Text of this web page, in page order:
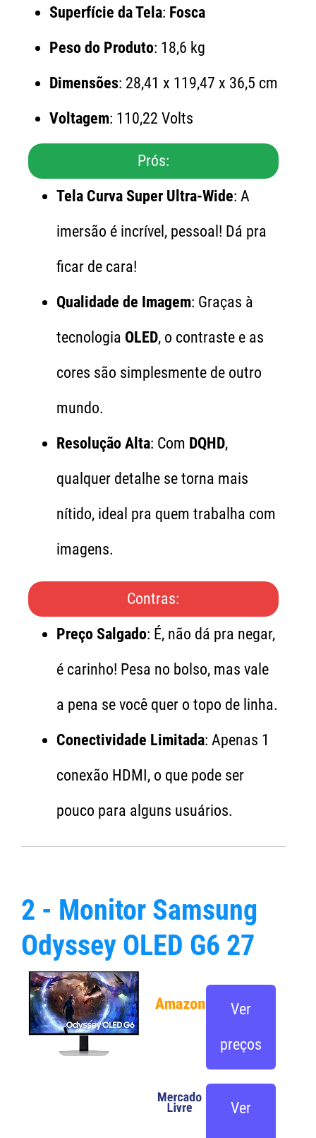
Superfície da Tela: Fosca
Peso do Produto: 18,6 kg
Dimensões: 28,41 x 119,47 x 36,5 cm
Voltagem: 110,22 Volts
Prós:
Tela Curva Super Ultra-Wide: A
imersão é incrível, pessoal! Dá pra
ficar de cara!
Qualidade de Imagem: Graças à
tecnologia OLED, o contraste e as
cores são simplesmente de outro
mundo.
Resolução Alta: Com DQHD,
qualquer detalhe se torna mais
nítido, ideal pra quem trabalha com
imagens.
Contras:
Preço Salgado: É, não dá pra negar,
é carinho! Pesa no bolso, mas vale
a pena se você quer o topo de linha.
Conectividade Limitada: Apenas 1
conexão HDMI, o que pode ser
pouco para alguns usuários.
2 - Monitor Samsung
Odyssey OLED G6 27
Ver
preços
Ver